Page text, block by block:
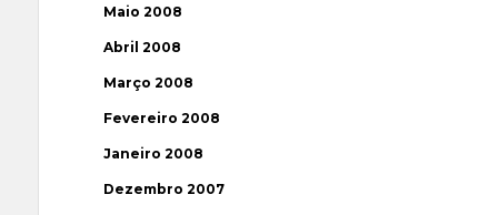
Maio 2008
Abril 2008
Março 2008
Fevereiro 2008
Janeiro 2008
Dezembro 2007